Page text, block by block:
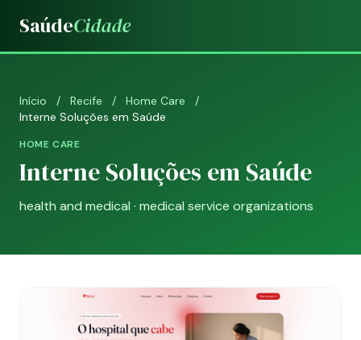
SaúdeCidade
Início / Recife / Home Care
/
Interne Soluções em Saúde
HOME CARE
Interne Soluções em Saúde
health and medical · medical service organizations